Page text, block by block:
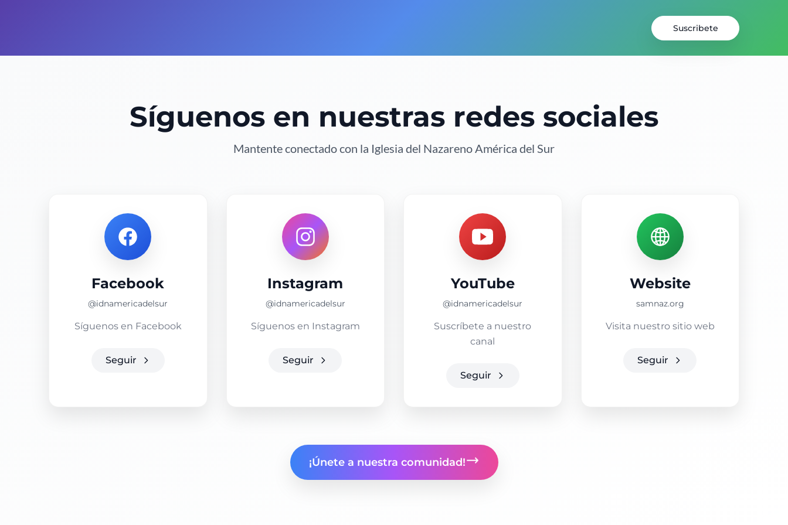
Suscribete
Síguenos en nuestras redes sociales
Mantente conectado con la Iglesia del Nazareno América del Sur
Facebook
@idnamericadelsur
Síguenos en Facebook
Seguir
Instagram
@idnamericadelsur
Síguenos en Instagram
Seguir
YouTube
@idnamericadelsur
Suscríbete a nuestro
canal
Seguir
Website
samnaz.org
Visita nuestro sitio web
Seguir
¡Únete a nuestra comunidad!